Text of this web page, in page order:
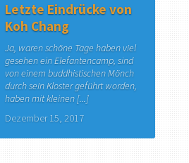
Letzte Eindrücke von
Koh Chang
Ja, waren schöne Tage haben viel
gesehen ein Elefantencamp, sind
von einem buddhistischen Mönch
durch sein Kloster geführt worden,
haben mit kleinen [...]
Dezember 15, 2017